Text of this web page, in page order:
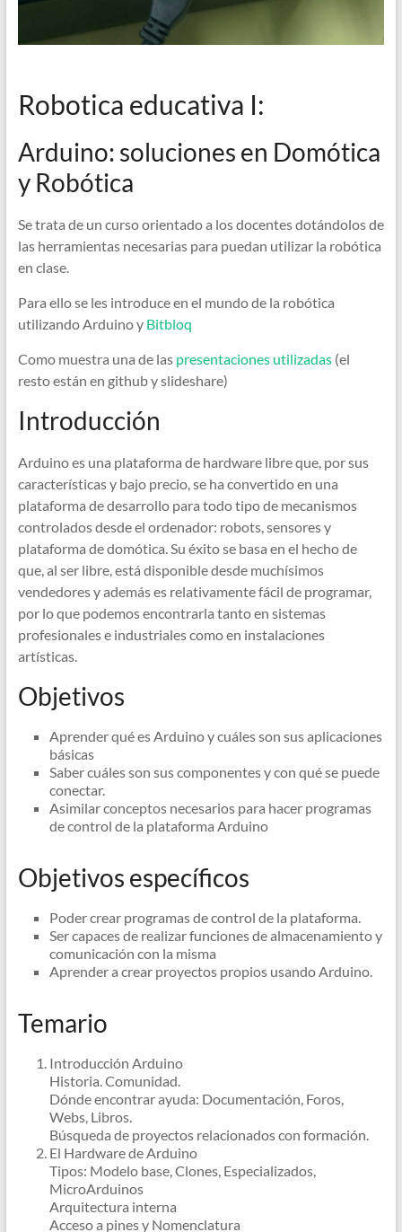
Robotica educativa I:
Arduino: soluciones en Domótica
y Robótica
Se trata de un curso orientado a los docentes dotándolos de
las herramientas necesarias para puedan utilizar la robótica
en clase.
Para ello se les introduce en el mundo de la robótica
utilizando Arduino y Bitbloq
Como muestra una de las presentaciones utilizadas(el
resto están en github y slideshare)
Introducción
Arduino es una plataforma de hardware libre que, por sus
características y bajo precio, se ha convertido en una
plataforma de desarrollo para todo tipo de mecanismos
controlados desde el ordenador: robots, sensores y
plataforma de domótica. Su éxito se basa en el hecho de
que, al ser libre, está disponible desde muchísimos
vendedores y además es relativamente fácil de programar,
por lo que podemos encontrarla tanto en sistemas
profesionales e industriales como en instalaciones
artísticas.
Objetivos
Aprender qué es Arduino y cuáles son sus aplicaciones
básicas
Saber cuáles son sus componentes y con qué se puede
conectar.
Asimilar conceptos necesarios para hacer programas
de control de la plataforma Arduino
Objetivos específicos
Poder crear programas de control de la plataforma.
Ser capaces de realizar funciones de almacenamiento y
comunicación con la misma
Aprender a crear proyectos propios usando Arduino.
Temario
Introducción Arduino
Historia. Comunidad.
Dónde encontrar ayuda: Documentación, Foros,
Webs, Libros.
Búsqueda de proyectos relacionados con formación.
El Hardware de Arduino
Tipos: Modelo base, Clones, Especializados,
MicroArduinos
Arquitectura interna
Acceso a pines y Nomenclatura